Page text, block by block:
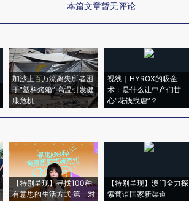
本篇文章暂无评论
加沙上百万流离失所者困
于“塑料烤箱” 高温引发健
康危机
视线｜HYROX的吸金
术：是什么让中产们甘
心“花钱找虐”？
【特别呈现】寻找100种
有意思的生活方式·第一对
【特别呈现】澳门全力探
索葡语国家新渠道